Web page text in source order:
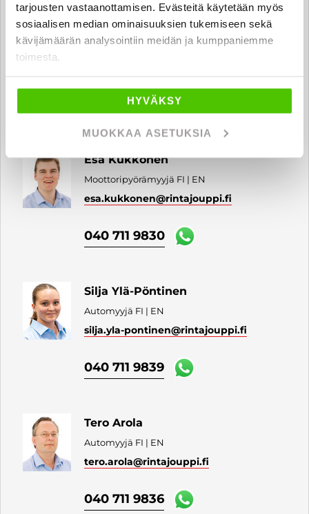
tarjousten vastaanottamisen. Evästeitä käytetään myös
sosiaalisen median ominaisuuksien tukemiseen sekä
kävijämäärän analysointiin meidän ja kumppaniemme
toimesta.
HYVÄKSY
MUOKKAA ASETUKSIA
Samuli Hakanen
Automyyjä FI
040 711 3961
Esa Kukkonen
Moottoripyörämyyjä FI | EN
esa.kukkonen@rintajouppi.fi
040 711 9830
Silja Ylä-Pöntinen
Automyyjä FI | EN
silja.yla-pontinen@rintajouppi.fi
040 711 9839
Tero Arola
Automyyjä FI | EN
tero.arola@rintajouppi.fi
040 711 9836